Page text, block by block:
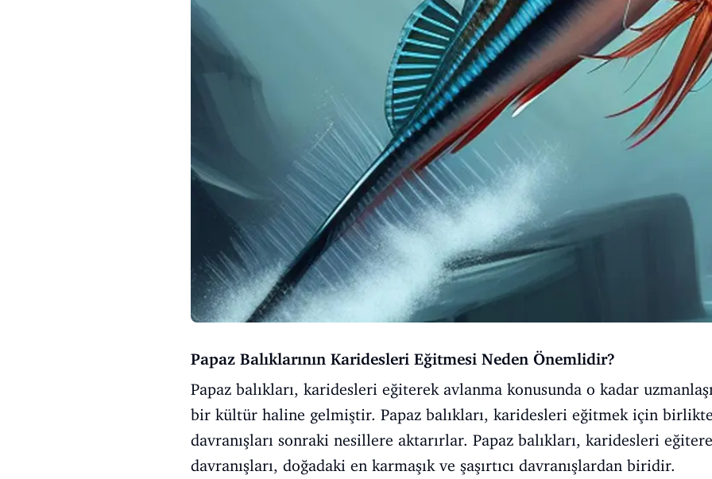
Papaz Balıklarının Karidesleri Eğitmesi Neden Önemlidir?
Papaz balıkları, karidesleri eğiterek avlanma konusunda o kadar
bir kültür haline gelmiştir. Papaz balıkları, karidesleri eğitmek için birlikte
davranışları sonraki nesillere aktarırlar. Papaz balıkları, karidesleri
davranışları, doğadaki en karmaşık ve şaşırtıcı davranışlardan biridir.